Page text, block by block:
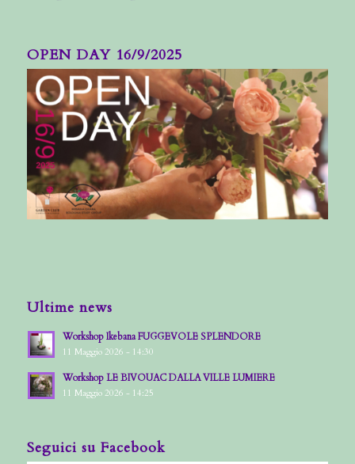
OPEN DAY 16/9/2025
Ultime news
Workshop Ikebana FUGGEVOLE SPLENDORE
11 Maggio 2026 - 14:30
Workshop LE BIVOUAC DALLA VILLE LUMIERE
11 Maggio 2026 - 14:25
Seguici su Facebook